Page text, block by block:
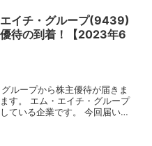
イチ・グループ(9439)
待の到着！【2023年6
ループから株主優待が届きま
す。 エム・エイチ・グループ
ている企業です。 今回届いた